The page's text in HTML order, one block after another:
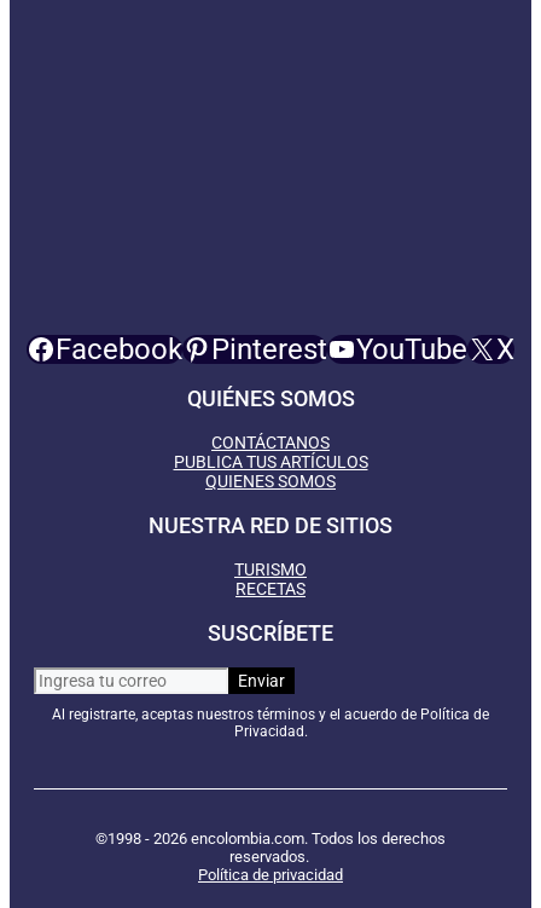
Facebook Pinterest YouTube X
QUIÉNES SOMOS
CONTÁCTANOS
PUBLICA TUS ARTÍCULOS
QUIENES SOMOS
NUESTRA RED DE SITIOS
TURISMO
RECETAS
SUSCRÍBETE
Al registrarte, aceptas nuestros términos y el acuerdo de Política de
Privacidad.
©1998 - 2026 encolombia.com. Todos los derechos
reservados.
Política de privacidad